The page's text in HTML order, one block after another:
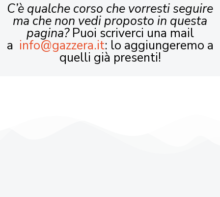
C’è qualche corso che vorresti seguire
ma che non vedi proposto in questa
pagina?Puoi scriverci una mail
a info@gazzera.it: lo aggiungeremo a
quelli già presenti!